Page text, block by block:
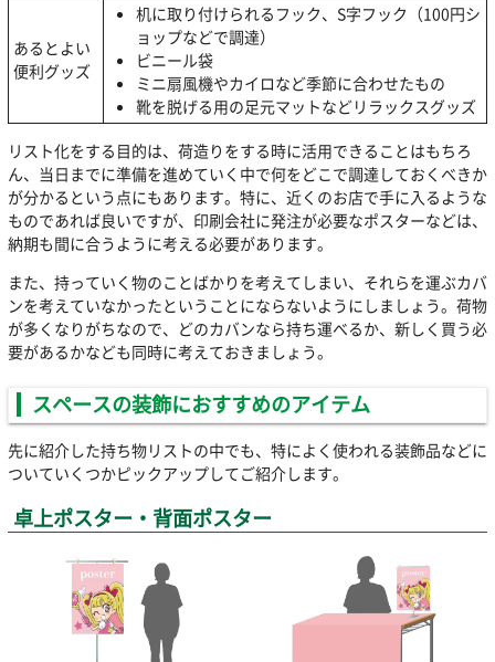
あるとよい
便利グッズ
机に取り付けられるフック、S字フック（100円シ
ョップなどで調達）
ビニール袋
ミニ扇風機やカイロなど季節に合わせたもの
靴を脱げる用の足元マットなどリラックスグッズ
リスト化をする目的は、荷造りをする時に活用できることはもちろ
ん、当日までに準備を進めていく中で何をどこで調達しておくべきか
が分かるという点にもあります。特に、近くのお店で手に入るような
ものであれば良いですが、印刷会社に発注が必要なポスターなどは、
納期も間に合うように考える必要があります。
また、持っていく物のことばかりを考えてしまい、それらを運ぶカバ
ンを考えていなかったということにならないようにしましょう。荷物
が多くなりがちなので、どのカバンなら持ち運べるか、新しく買う必
要があるかなども同時に考えておきましょう。
スペースの装飾におすすめのアイテム
先に紹介した持ち物リストの中でも、特によく使われる装飾品などに
ついていくつかピックアップしてご紹介します。
卓上ポスター・背面ポスター